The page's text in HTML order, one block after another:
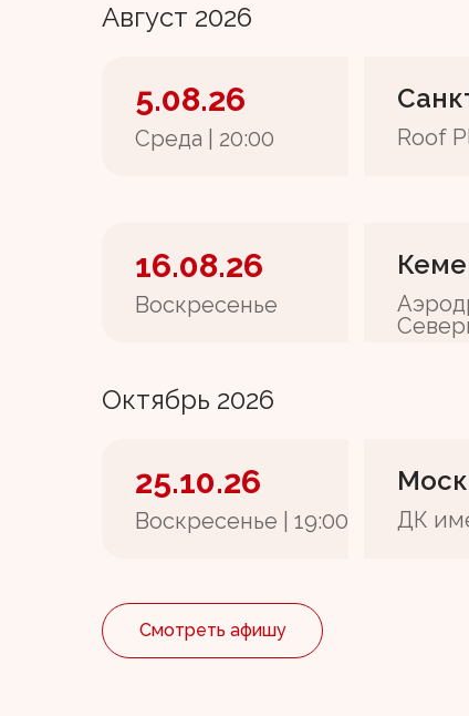
Август 2026
5.08.26
Roof
Среда | 20:00
16.08.26
Воскресенье
Октябрь 2026
25.10.26
ДК
Воскресенье | 19:00
Смотреть афишу